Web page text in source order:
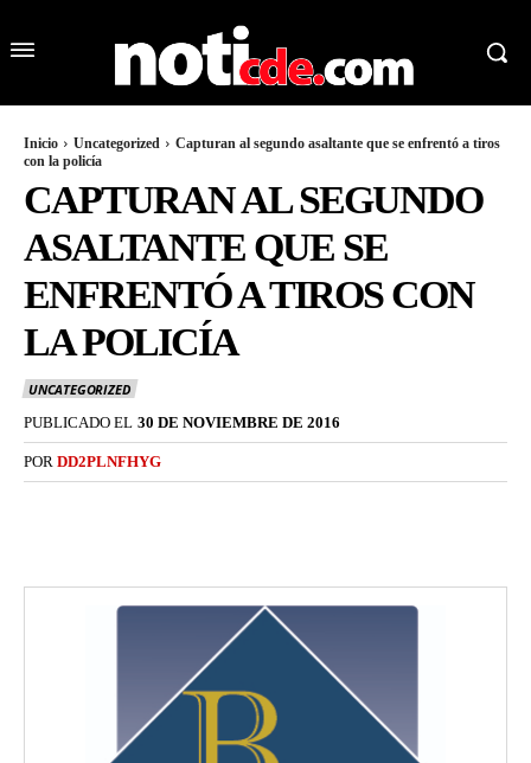
Inicio Uncategorized
Capturan al segundo asaltante que se enfrentó a tiros
con la policía
CAPTURAN AL SEGUNDO
ASALTANTE QUE SE
ENFRENTÓ A TIROS CON
LA POLICÍA
UNCATEGORIZED
PUBLICADO EL 30 DE NOVIEMBRE DE 2016
POR DD2PLNFHYG